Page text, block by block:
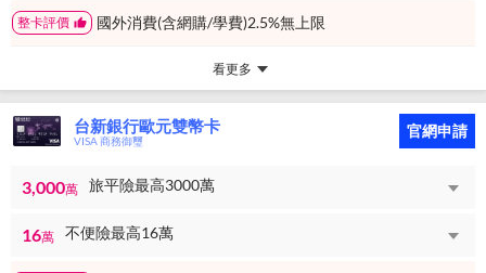
整卡評價 國外消費(含網購/學費)2.5%無上限
看更多
台新銀行歐元雙幣卡
VISA 商務御璽
官網申請
3,000萬 旅平險最高3000萬
16萬 不便險最高16萬